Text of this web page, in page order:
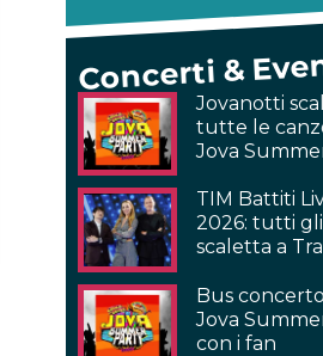
Concerti &
Jovanotti
tutte le
Jova
TIM Battiti
2026: tutti
scaletta a
Bus
Jova
con i fan